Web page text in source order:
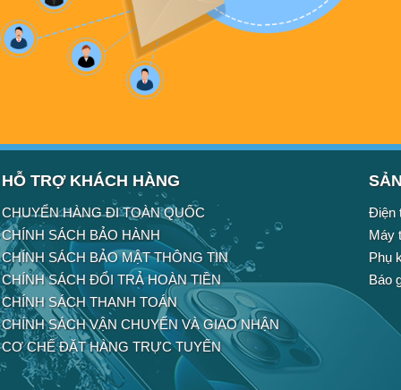
HỖ TRỢ KHÁCH HÀNG
CHUYỂN HÀNG ĐI TOÀN QUỐC
CHÍNH SÁCH BẢO HÀNH
CHÍNH SÁCH BẢO MẬT THÔNG TIN
CHÍNH SÁCH ĐỔI TRẢ HOÀN TIỀN
CHÍNH SÁCH THANH TOÁN
CHÍNH SÁCH VẬN CHUYỂN VÀ GIAO NHẬN
CƠ CHẾ ĐẶT HÀNG TRỰC TUYẾN
Điện
Máy
Phụ
Báo